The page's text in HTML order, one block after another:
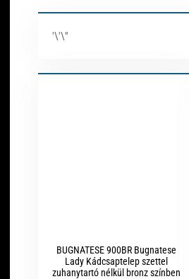
'\'\''
BUGNATESE 900BR Bugnatese
Lady Kádcsaptelep szettel
zuhanytartó nélkül bronz színben